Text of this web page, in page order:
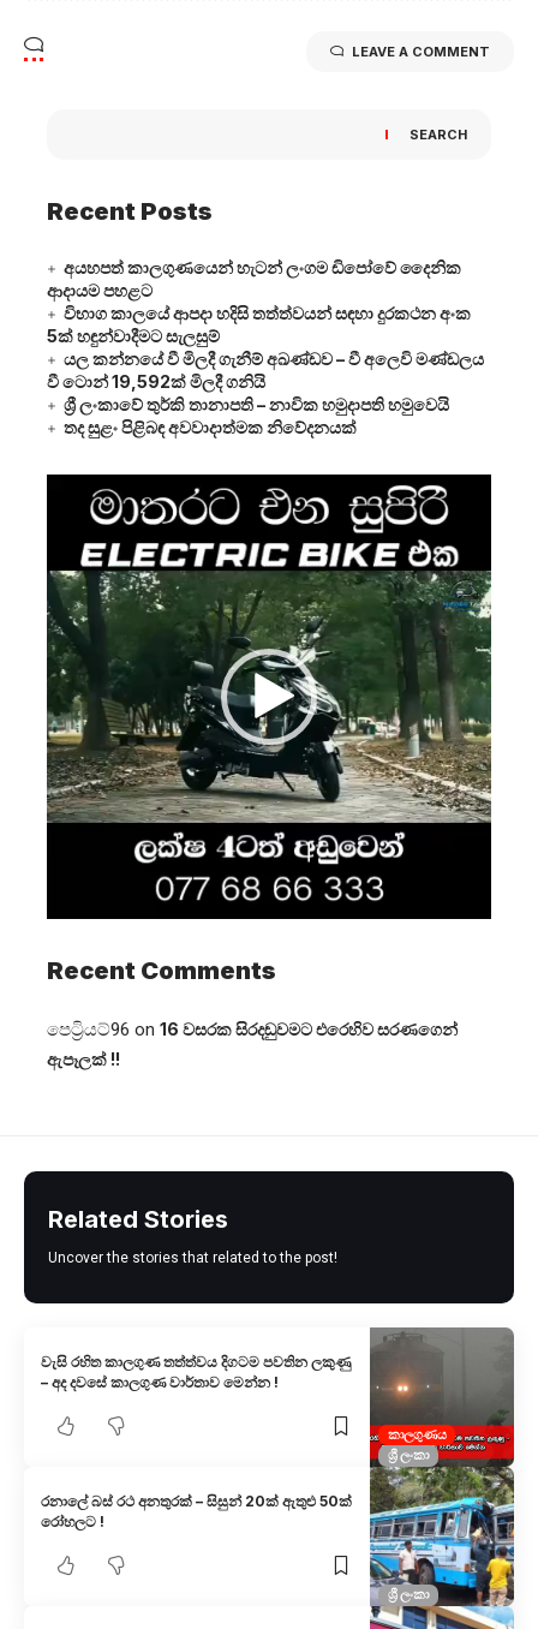
LEAVE A COMMENT
SEARCH
Recent Posts
අයහපත් කාලගුණයෙන් හැටන් ලංගම ඩිපෝවේ දෛනික
ආදායම පහළට
විභාග කාලයේ ආපදා හදිසි තත්ත්වයන් සඳහා දුරකථන අංක
5ක් හඳුන්වාදීමට සැලසුම්
යල කන්නයේ වී මිලදී ගැනීම් අඛණ්ඩව – වී අලෙවි මණ්ඩලය
වී ටොන් 19,592ක් මිලදී ගනියි
ශ්‍රී ලංකාවේ තුර්කි තානාපති – නාවික හමුදාපති හමුවෙයි
තද සුළං පිළිබඳ අවවාදාත්මක නිවේදනයක්
Player
Recent Comments
පෙට්‍රියට්96 on 16 වසරක සිරදඬුවමට එරෙහිව සරණගෙන්
ඇපෑලක් !!
Related Stories
Uncover the stories that related to the post!
කාලගුණය
ශ්‍රී ලංකා
වැසි රහිත කාලගුණ තත්ත්වය දිගටම පවතින ලකුණු
– අද දවසේ කාලගුණ වාර්තාව මෙන්න !
ශ්‍රී ලංකා
රනාලේ බස් රථ අනතුරක් – සිසුන් 20ක් ඇතුළු 50ක්
රෝහලට !